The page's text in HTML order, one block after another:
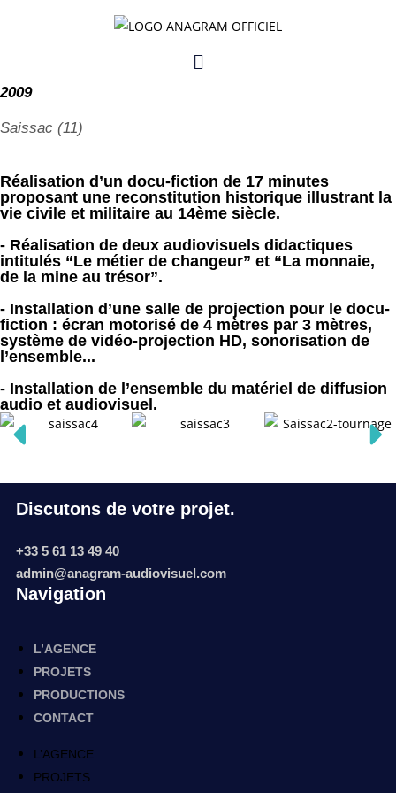
Musée du trésor à
2009
Saissac (11)
Réalisation d’un docu-fiction de 17 minutes
proposant une reconstitution historique illustrant la
vie civile et militaire au 14ème siècle.
- Réalisation de deux audiovisuels didactiques
intitulés “Le métier de changeur” et “La monnaie,
de la mine au trésor”.
- Installation d’une salle de projection pour le docu-
fiction : écran motorisé de 4 mètres par 3 mètres,
système de vidéo-projection HD, sonorisation de
l’ensemble...
- Installation de l’ensemble du matériel de diffusion
audio et audiovisuel.
Discutons de votre projet.
+33 5 61 13 49 40
admin@anagram-audiovisuel.com
Navigation
L’AGENCE
PROJETS
PRODUCTIONS
CONTACT
L’AGENCE
PROJETS